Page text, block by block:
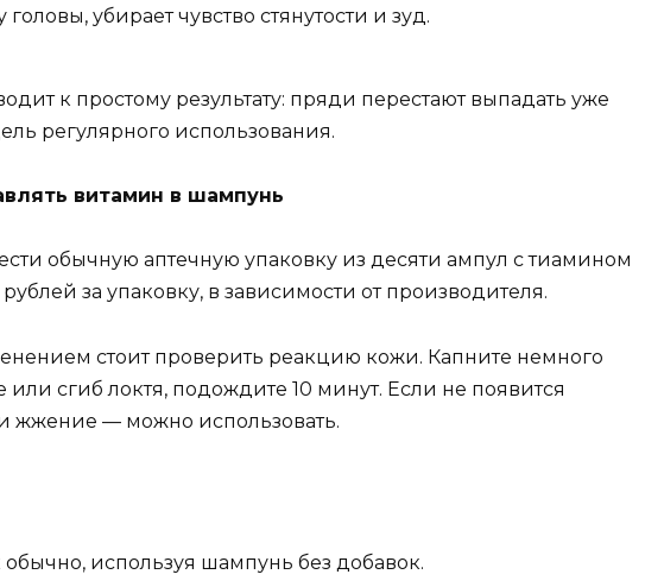
убирает чувство стянутости и зуд.
к простому результату: пряди перестают выпадать уже
регулярного использования.
витамин в шампунь
обычную аптечную упаковку из десяти ампул с тиамином
за упаковку, в зависимости от производителя.
стоит проверить реакцию кожи. Капните немного
или сгиб локтя, подождите 10 минут. Если не появится
жжение — можно использовать.
обычно, используя шампунь без добавок.